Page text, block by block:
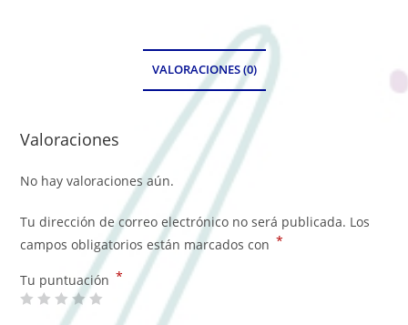
VALORACIONES (0)
Valoraciones
No hay valoraciones aún.
Tu dirección de correo electrónico no será publicada. Los
campos obligatorios están marcados con *
Tu puntuación *